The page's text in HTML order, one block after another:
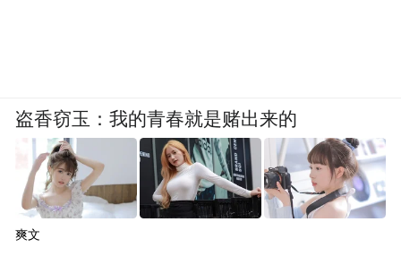
盗香窃玉：我的青春就是赌出来的
爽文